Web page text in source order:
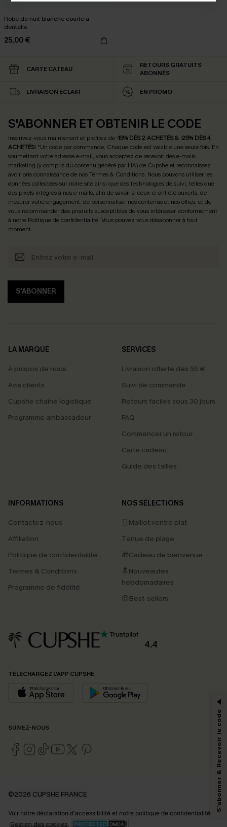
Robe de nuit blanche courte à
dentelle
25,00 €
CARTE CATEAU
RETOURS GRATUITS
ABONNÉS
LIVRAISON ÉCLAIR EN PROMO
S'ABONNER ET OBTENIR LE CODE
Inscrivez-vous maintenant et profitez de -15% DÈS 2 ACHETÉS & -25% DÈS 4
ACHETÉS! *Un code par commande. Chaque code est valable une seule fois. En
soumettant votre adresse e-mail, vous acceptez de recevoir des e-mails
marketing (y compris du contenu généré par l'IA) de Cupshe et reconnaissez
avoir pris connaissance de nosTermes & Conditions. Nous pouvons utiliser les
données collectées sur notre site ainsi que des technologies de suivi, telles que
des pixels intégrés à nos e-mails, afin de savoir si ceux-ci ont été ouverts, de
mesurer votre engagement, de personnaliser nos contenus et nos offres, et de
vous recommander des produits susceptibles de vous intéresser, conformément
à notre Politique de confidentialité. Vous pouvez vous désabonner à tout
moment.
S'ABONNER
LA MARQUE
À propos de nous
Avis clients
Cupshe chaîne logistique
Programme ambassadeur
SERVICES
Livraison offerte dès 55 €
Suivi de commande
Retours faciles sous 30 jours
FAQ
Commencer un retour
Carte cadeau
Guide des tailles
INFORMATIONS
Contactez-nous
Affiliation
Politique de confidentialité
Termes & Conditions
Programme de fidélité
NOS SÉLECTIONS
🩱Maillot ventre plat
Tenue de plage
🎁Cadeau de bienvenue
🔝Nouveautés
hebdomadaires
😍Best-sellers
4.4
TÉLÉCHARGEZ L’APP CUPSHE
SUIVEZ-NOUS
©2026 CUPSHE FRANCE
Voir nôtre déclaration d'accessibilité et notre politique de confidentialité.
Gestion des cookies
PROFITEZ DE -15%
-15% dès 2 Achetés par E-mail
En soumettant votre adresse e-mail, vous acceptez de recevoir des e-mails
marketing (y compris du contenu généré par l'IA) de Cupshe et
personnaliser nos contenus et nos offres, et de vous recommander des
Politique de
confidentialité. Vous pouvez vous désabonner à tout moment.
S'abonner & Recevoir le code